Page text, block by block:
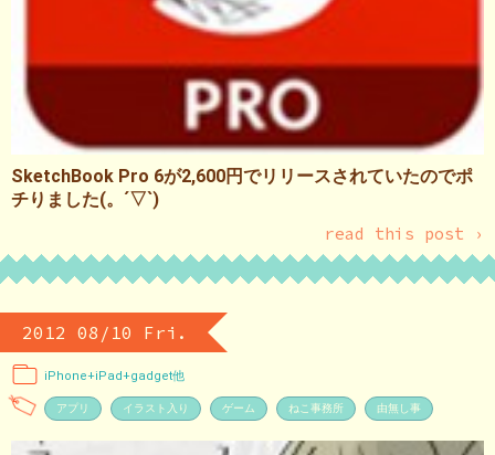
SketchBook Pro 6が2,600円でリリースされていたのでポ
チりました(。´▽`)
read this post ›
2012 08/10 Fri.
iPhone+iPad+gadget他
アプリ イラスト入り ゲーム ねこ事務所 由無し事